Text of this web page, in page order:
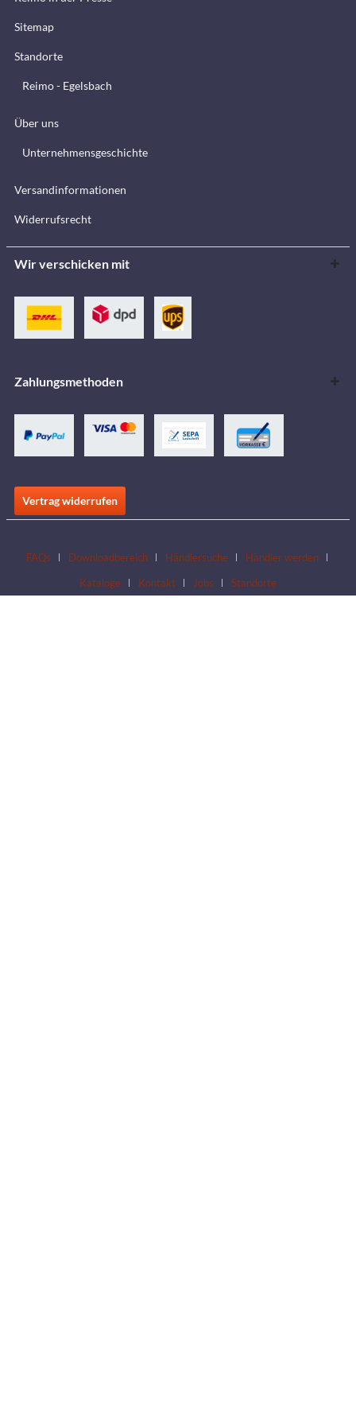
Sitemap
Standorte
Reimo - Egelsbach
Über uns
Unternehmensgeschichte
Versandinformationen
Widerrufsrecht
Wir verschicken mit
Zahlungsmethoden
Vertrag widerrufen
FAQs Downloadbereich Händlersuche
Händler werden
Kataloge
Kontakt Jobs Standorte